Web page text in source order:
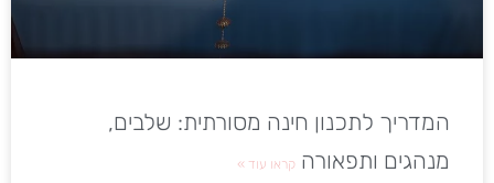
המדריך לתכנון חינה מסורתית: שלבים,
מנהגים ותפאורה קראו עוד »